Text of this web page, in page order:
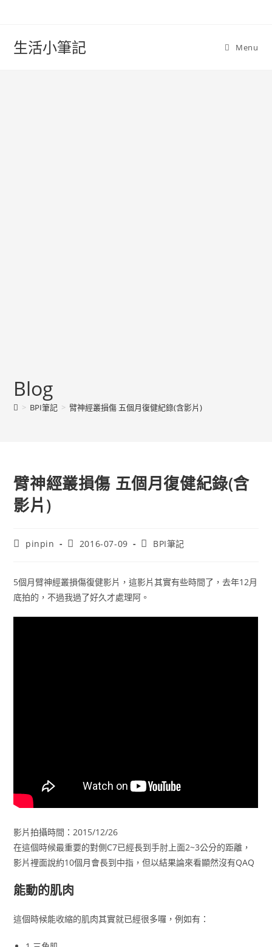
content生活小筆記 Menu
Blog
> BPI筆記 > 臂神經叢損傷 五個月復健紀錄(含影片)
臂神經叢損傷 五個月復健紀錄(含
影片)
Postpinpin
Post2016-07-09
PostBPI筆記
5個月臂神經叢損傷復健影片，這影片其實有些時間了，去年12月
底拍的，不過我過了好久才處理阿。
影片拍攝時間：2015/12/26
在這個時候最重要的對側C7已經長到手肘上面2~3公分的距離，
影片裡面說約10個月會長到中指，但以結果論來看顯然沒有QAQ
能動的肌肉
這個時候能收縮的肌肉其實就已經很多囉，例如有：